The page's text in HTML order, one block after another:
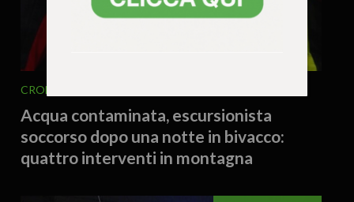
CRONACA
Acqua contaminata, escursionista
soccorso dopo una notte in bivacco:
quattro interventi in montagna